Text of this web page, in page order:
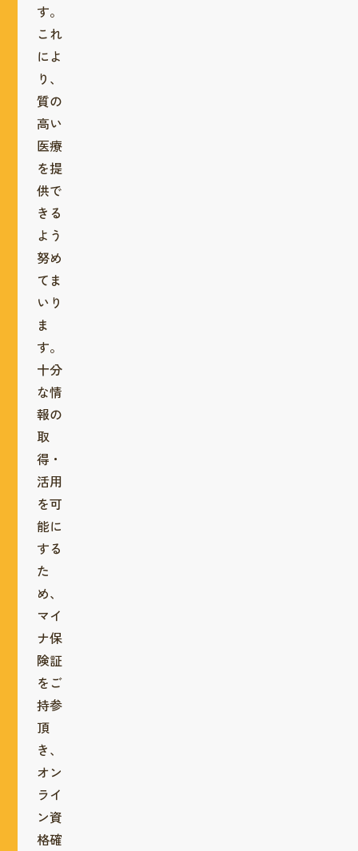
す。
これ
によ
り、
質の
高い
医療
を提
供で
きる
よう
努め
てま
いり
ま
す。
十分
な情
報の
取
得・
活用
を可
能に
する
た
め、
マイ
ナ保
険証
をご
持参
頂
き、
オン
ライ
ン資
格確